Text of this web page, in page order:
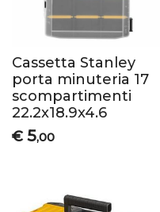
Cassetta Stanley
porta minuteria 17
scompartimenti
22.2x18.9x4.6
€ 5,00